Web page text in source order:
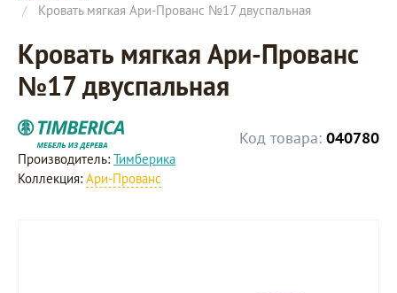
Кровать мягкая Ари-Прованс №17 двуспальная
Кровать мягкая Ари-Прованс
№17 двуспальная
Код товара: 040780
Производитель: Тимберика
Коллекция: Ари-Прованс